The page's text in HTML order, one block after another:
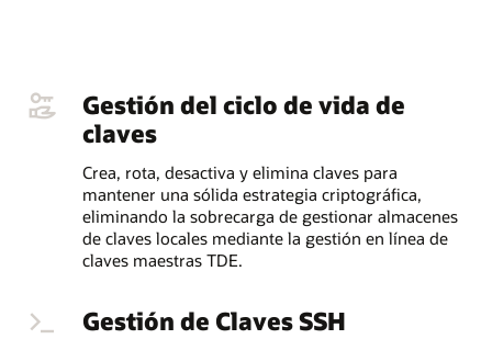
Gestión del ciclo de vida de
claves
Crea, rota, desactiva y elimina claves para
mantener una sólida estrategia criptográfica,
eliminando la sobrecarga de gestionar almacenes
de claves locales mediante la gestión en línea de
claves maestras TDE.
Gestión de Claves SSH